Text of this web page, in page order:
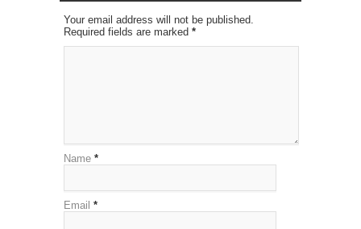
Your email address will not be published.
Required fields are marked *
Name *
Email *